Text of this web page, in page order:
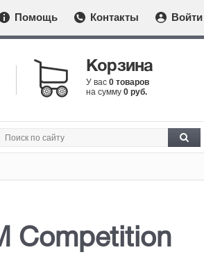
Помощь Контакты Войти
Корзина
У вас 0 товаров
на сумму 0 руб.
Competition